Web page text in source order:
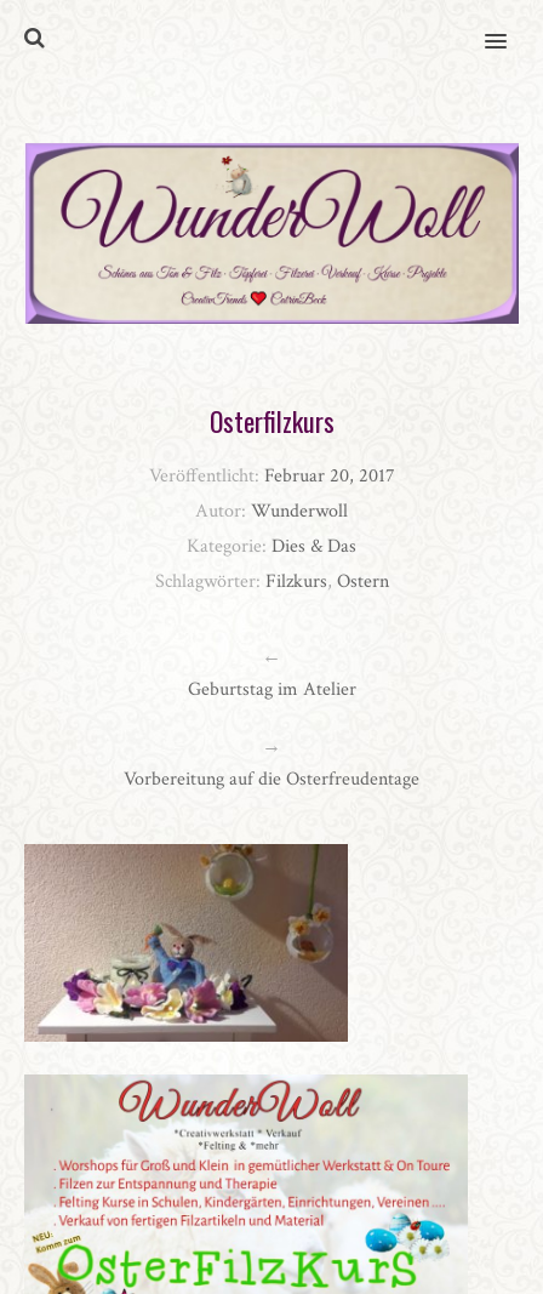
MENU
Osterfilzkurs
Veröffentlicht: Februar 20, 2017
Autor: Wunderwoll
Kategorie: Dies & Das
Schlagwörter: Filzkurs, Ostern
←
Geburtstag im Atelier
→
Vorbereitung auf die Osterfreudentage